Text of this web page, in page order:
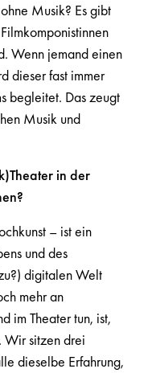
Musik? Es gibt
Wenn jemand einen
dieser fast immer
begleitet. Das zeugt
Musik und
in der
– ist ein
und des
digitalen Welt
mehr an
im Theater tun, ist,
Wir sitzen drei
dieselbe Erfahrung,